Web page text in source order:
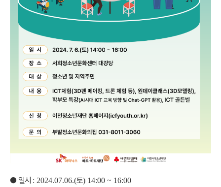
● 일시 : 2024.07.06.(토) 14:00 ~ 16:00